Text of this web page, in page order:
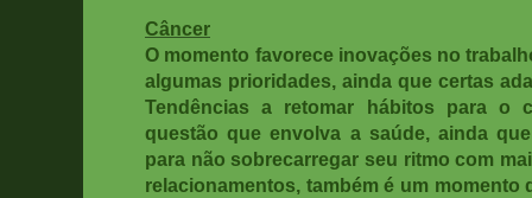
Câncer
O momento favorece inovações no
algumas prioridades, ainda que certas
Tendências a retomar hábitos para o
questão que envolva a saúde, ainda
para não sobrecarregar seu ritmo com
relacionamentos, também é um momento